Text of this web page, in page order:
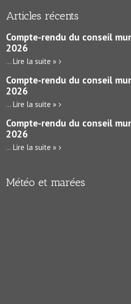
Articles récents
Compte-rendu du conseil
2026
... Lire la suite »
Compte-rendu du conseil
2026
... Lire la suite »
Compte-rendu du conseil
2026
... Lire la suite »
Météo et marées